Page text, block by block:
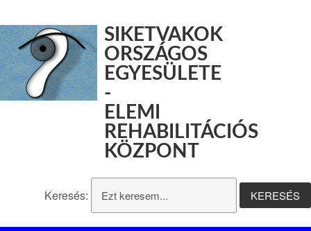
SIKETVAKOK
ORSZÁGOS
EGYESÜLETE
-
ELEMI
REHABILITÁCIÓS
KÖZPONT
Keresés: